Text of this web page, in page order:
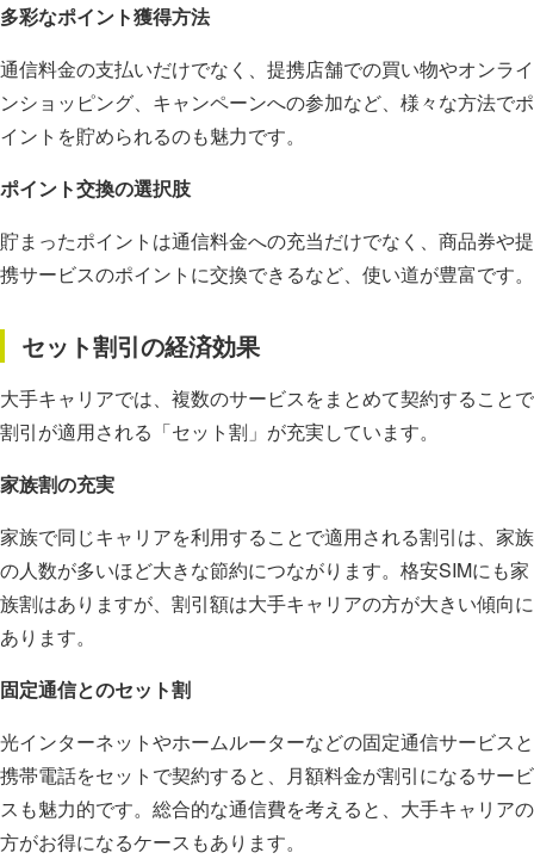
多彩なポイント獲得方法
通信料金の支払いだけでなく、提携店舗での買い物やオンライ
ンショッピング、キャンペーンへの参加など、様々な方法でポ
イントを貯められるのも魅力です。
ポイント交換の選択肢
貯まったポイントは通信料金への充当だけでなく、商品券や提
携サービスのポイントに交換できるなど、使い道が豊富です。
セット割引の経済効果
大手キャリアでは、複数のサービスをまとめて契約することで
割引が適用される「セット割」が充実しています。
家族割の充実
家族で同じキャリアを利用することで適用される割引は、家族
の人数が多いほど大きな節約につながります。格安SIMにも家
族割はありますが、割引額は大手キャリアの方が大きい傾向に
あります。
固定通信とのセット割
光インターネットやホームルーターなどの固定通信サービスと
携帯電話をセットで契約すると、月額料金が割引になるサービ
スも魅力的です。総合的な通信費を考えると、大手キャリアの
方がお得になるケースもあります。